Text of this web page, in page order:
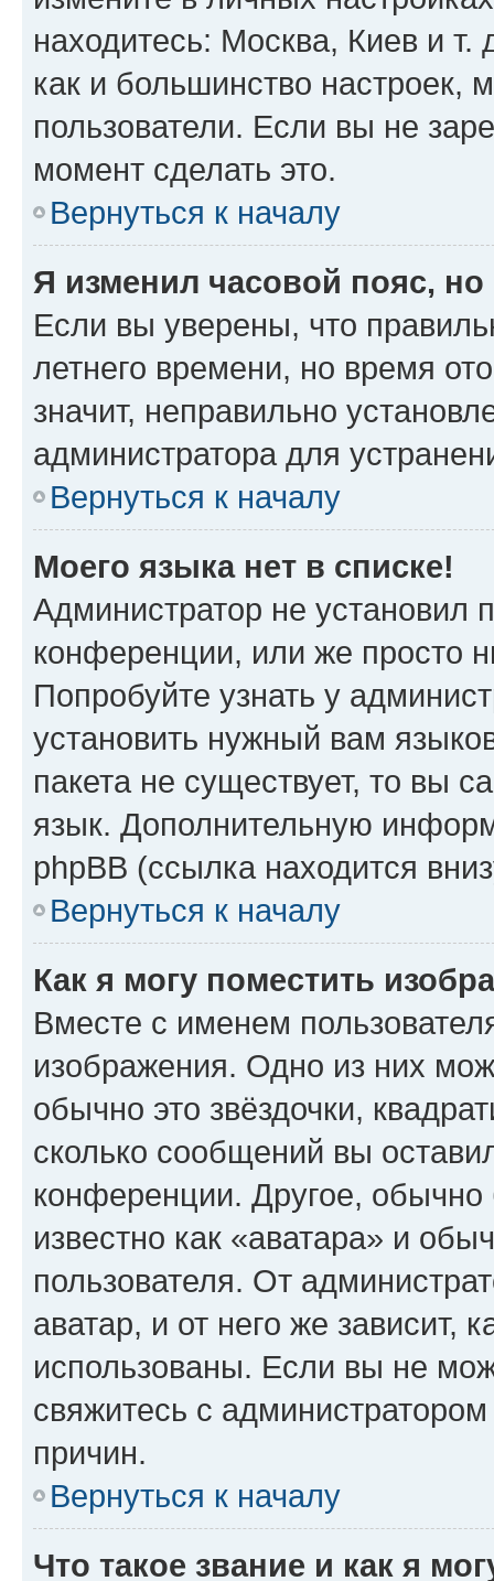
находитесь: Москва, Киев и т.
как и большинство настроек,
пользователи. Если вы не
момент сделать это.
Вернуться к началу
Я изменил часовой пояс,
Если вы уверены, что
летнего времени, но время
значит, неправильно
администратора для
Вернуться к началу
Моего языка нет в списке!
Администратор не установил
конференции, или же просто
Попробуйте узнать у
установить нужный вам
пакета не существует, то вы
язык. Дополнительную
phpBB (ссылка находится
Вернуться к началу
Как я могу поместить
Вместе с именем
изображения. Одно из них
обычно это звёздочки,
сколько сообщений вы
конференции. Другое,
известно как «аватара» и
пользователя. От
аватар, и от него же зависит,
использованы. Если вы не
свяжитесь с
причин.
Вернуться к началу
Что такое звание и как я